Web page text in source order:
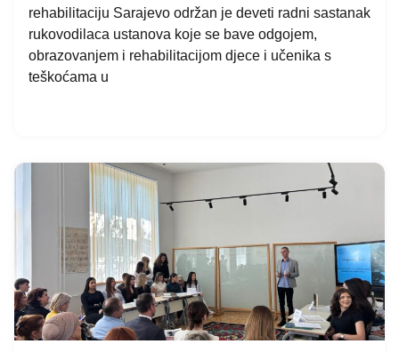
rehabilitaciju Sarajevo održan je deveti radni sastanak
rukovodilaca ustanova koje se bave odgojem,
obrazovanjem i rehabilitacijom djece i učenika s
teškoćama u